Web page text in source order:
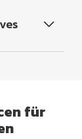
für